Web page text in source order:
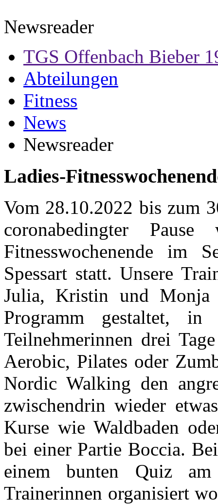
Newsreader
TGS Offenbach Bieber
Abteilungen
Fitness
News
Newsreader
Ladies-
Vom 28.10.2022 bis zum
coronabedingter
Fitnesswochenende im
Spessart statt. Unsere
Julia, Kristin und Monja
Programm gestaltet,
Teilnehmerinnen drei
Aerobic, Pilates oder
Nordic Walking den
zwischendrin wieder
Kurse wie Waldbaden
bei einer Partie Boccia.
einem bunten Quiz am
Trainerinnen organisiert